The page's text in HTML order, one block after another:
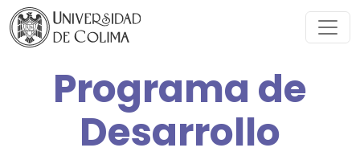
Programa de
Desarrollo